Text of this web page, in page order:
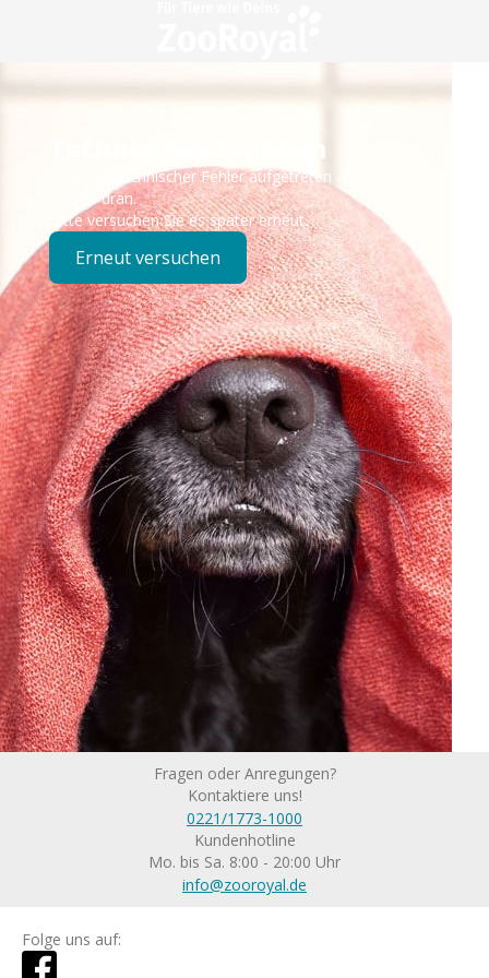
Technisches Problem
Es ist ein technischer Fehler aufgetreten – wir sind
bereits dran.
Bitte versuchen Sie es später erneut.
Erneut versuchen
Fragen oder Anregungen?
Kontaktiere uns!
0221/1773-1000
Kundenhotline
Mo. bis Sa. 8:00 - 20:00 Uhr
info@zooroyal.de
Folge uns auf: